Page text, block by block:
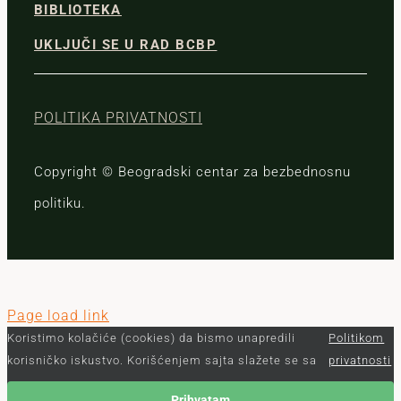
BIBLIOTEKA
UKLJUČI SE U RAD BCBP
POLITIKA PRIVATNOSTI
Copyright © Beogradski centar za bezbednosnu
politiku.
Page load link
Koristimo kolačiće (cookies) da bismo unapredili
korisničko iskustvo. Korišćenjem sajta slažete se sa
Politikom
privatnosti